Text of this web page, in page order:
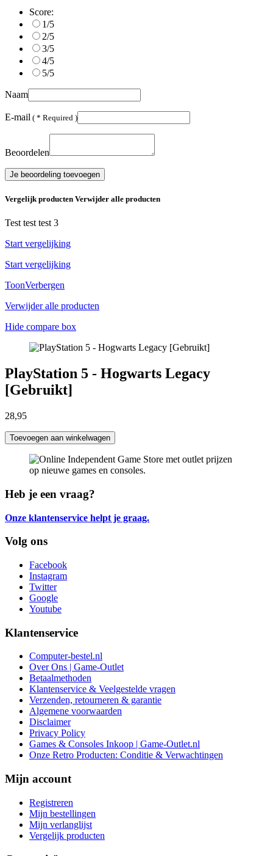
Score:
1/5
2/5
3/5
4/5
5/5
Naam
E-mail ( * Required )
Beoordelen
Je beoordeling toevoegen
Vergelijk producten Verwijder alle producten
Test test test 3
Start vergelijking
Start vergelijking
ToonVerbergen
Verwijder alle producten
Hide compare box
PlayStation 5 - Hogwarts Legacy
[Gebruikt]
28,95
Toevoegen aan winkelwagen
Heb je een vraag?
Onze klantenservice helpt je graag.
Volg ons
Facebook
Instagram
Twitter
Google
Youtube
Klantenservice
Computer-bestel.nl
Over Ons | Game-Outlet
Betaalmethoden
Klantenservice & Veelgestelde vragen
Verzenden, retourneren & garantie
Algemene voorwaarden
Disclaimer
Privacy Policy
Games & Consoles Inkoop | Game-Outlet.nl
Onze Retro Producten: Conditie & Verwachtingen
Mijn account
Registreren
Mijn bestellingen
Mijn verlanglijst
Vergelijk producten